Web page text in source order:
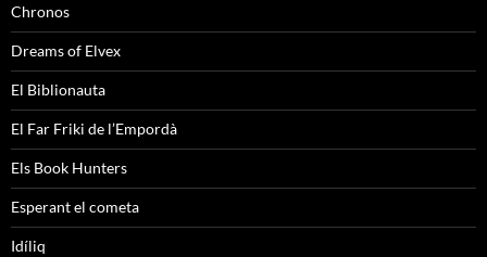
Chronos
Dreams of Elvex
El Biblionauta
El Far Friki de l’Empordà
Els Book Hunters
Esperant el cometa
Idíliq